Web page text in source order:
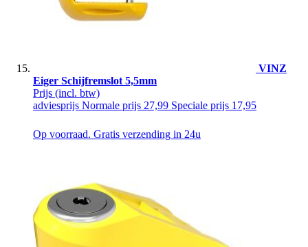
VINZ
Eiger Schijfremslot 5,5mm
Prijs (incl. btw)
adviesprijs Normale prijs 27,99 Speciale prijs 17,95
Op voorraad. Gratis verzending in 24u